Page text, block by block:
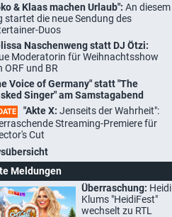
& Klaas machen Urlaub": An diesem
startet die neue Sendung des
Duos
Naschenweng statt DJ Ötzi:
Moderatorin für Weihnachtsshow
ORF und BR
Voice of Germany" statt "The
Singer" am Samstagabend
"Akte X: Jenseits der Wahrheit":
Streaming-Premiere für
Cut
Meldungen
Überraschung: Heidi
Klums "HeidiFest"
wechselt zu RTL